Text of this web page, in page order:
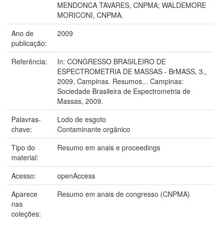
MENDONCA TAVARES, CNPMA; WALDEMORE
MORICONI, CNPMA.
Ano de
publicação:
2009
Referência:
In: CONGRESSO BRASILEIRO DE
ESPECTROMETRIA DE MASSAS - BrMASS, 3.,
2009, Campinas. Resumos... Campinas:
Sociedade Brasileira de Espectrometria de
Massas, 2009.
Palavras-
chave:
Lodo de esgoto
Contaminante orgânico
Tipo do
material:
Resumo em anais e proceedings
Acesso:
openAccess
Aparece
nas
coleções:
Resumo em anais de congresso (CNPMA)